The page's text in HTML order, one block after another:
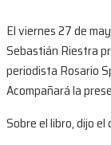
El viernes 27 de
Sebastián Riestra
periodista Rosario
Acompañará la
Sobre el libro, dijo